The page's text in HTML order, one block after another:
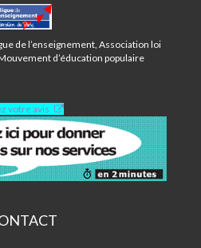
CENTRE
BAUDRICOURT-
PARIS
13ÈME
de l’enseignement, Association loi
d’éducation populaire
votre avis